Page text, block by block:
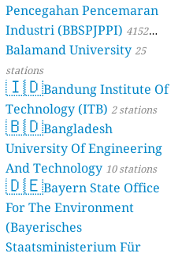
Pencegahan Pencemaran
Industri (BBSPJPPI) 4152
stations
Balamand University25
stations
🇮🇩Bandung Institute Of
Technology (ITB) 2 stations
🇧🇩Bangladesh
University Of Engineering
And Technology 10 stations
🇩🇪Bayern State Office
For The Environment
(Bayerisches
Staatsministerium Für